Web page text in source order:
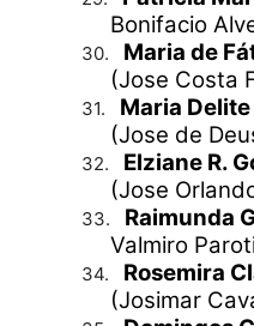
Bonifacio
30.
Maria de
(Jose Costa
31.
Maria
(Jose de
32.
Elziane R.
(Jose
33. Raimunda
Valmiro
34.
Rosemira
(Josimar